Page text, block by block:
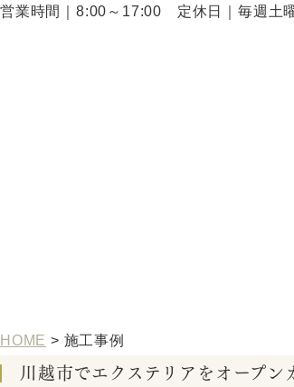
営業時間｜8:00～17:00 定休日｜毎週土
HOME > 施工事例
川越市でエクステリアをオープン